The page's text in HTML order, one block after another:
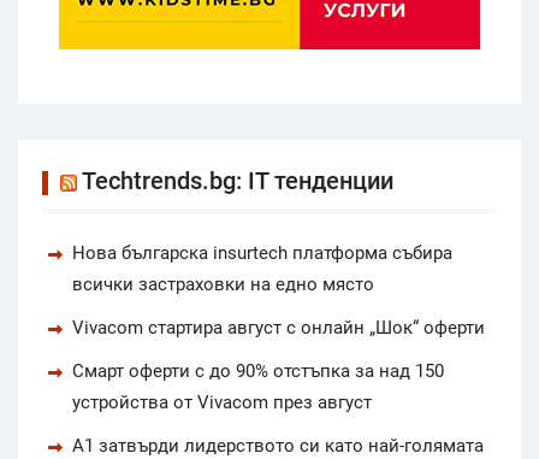
Techtrends.bg: IT тенденции
Нова българска insurtech платформа събира
всички застраховки на едно място
Vivacom стартира август с онлайн „Шок“ оферти
Смарт оферти с до 90% отстъпка за над 150
устройства от Vivacom през август
А1 затвърди лидерството си като най-голямата